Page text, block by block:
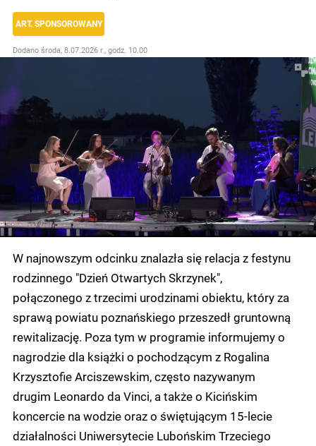
ART. SPONSOROWANY
Dodano środa, 8.07.2026 r., godz. 10.00
W najnowszym odcinku znalazła się relacja z festynu
rodzinnego "Dzień Otwartych Skrzynek",
połączonego z trzecimi urodzinami obiektu, który za
sprawą powiatu poznańskiego przeszedł gruntowną
rewitalizację. Poza tym w programie informujemy o
nagrodzie dla książki o pochodzącym z Rogalina
Krzysztofie Arciszewskim, często nazywanym
drugim Leonardo da Vinci, a także o Kicińskim
koncercie na wodzie oraz o świętującym 15-lecie
działalności Uniwersytecie Lubońskim Trzeciego